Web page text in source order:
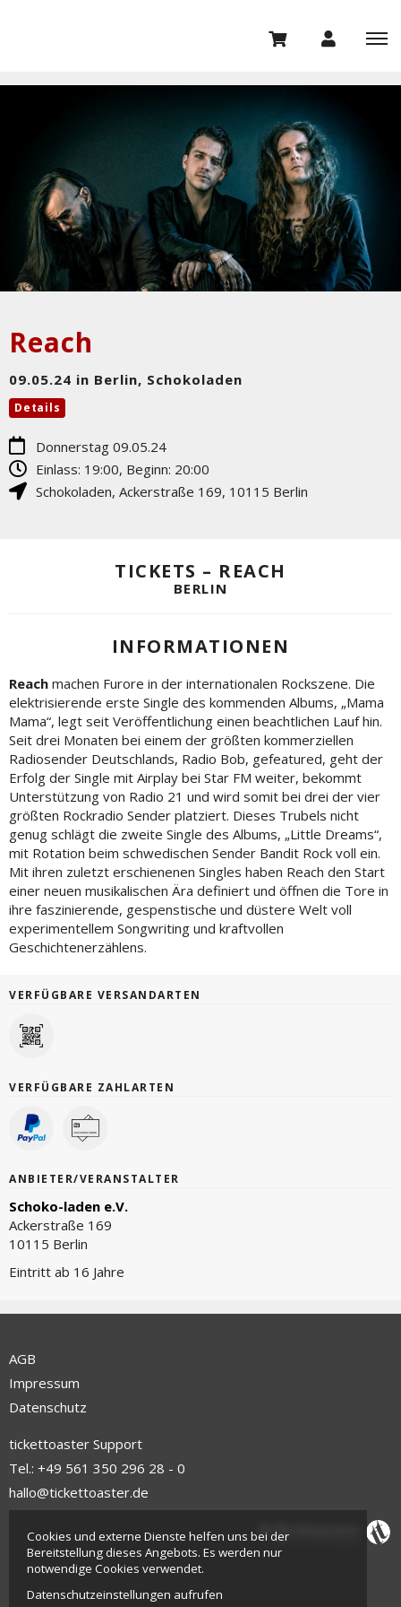
Reach
09.05.24 in Berlin, Schokoladen
Details
Donnerstag 09.05.24
Einlass: 19:00, Beginn: 20:00
Schokoladen, Ackerstraße 169, 10115 Berlin
TICKETS – REACH
BERLIN
INFORMATIONEN
Reach machen Furore in der internationalen Rockszene. Die
elektrisierende erste Single des kommenden Albums, „Mama
Mama“, legt seit Veröffentlichung einen beachtlichen Lauf hin.
Seit drei Monaten bei einem der größten kommerziellen
Radiosender Deutschlands, Radio Bob, gefeatured, geht der
Erfolg der Single mit Airplay bei Star FM weiter, bekommt
Unterstützung von Radio 21 und wird somit bei drei der vier
größten Rockradio Sender platziert. Dieses Trubels nicht
genug schlägt die zweite Single des Albums, „Little Dreams“,
mit Rotation beim schwedischen Sender Bandit Rock voll ein.
Mit ihren zuletzt erschienenen Singles haben Reach den Start
einer neuen musikalischen Ära definiert und öffnen die Tore in
ihre faszinierende, gespenstische und düstere Welt voll
experimentellem Songwriting und kraftvollen
Geschichtenerzählens.
VERFÜGBARE VERSANDARTEN
VERFÜGBARE ZAHLARTEN
ANBIETER/VERANSTALTER
Schoko-laden e.V.
Ackerstraße 169
10115 Berlin
Eintritt ab 16 Jahre
AGB
Impressum
Datenschutz
tickettoaster Support
Tel.: +49 561 350 296 28 - 0
hallo@tickettoaster.de
Cookies und externe Dienste helfen uns bei der
Bereitstellung dieses Angebots. Es werden nur
notwendige Cookies verwendet.
Datenschutzeinstellungen aufrufen